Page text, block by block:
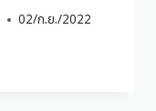
02/ก.ย./2022